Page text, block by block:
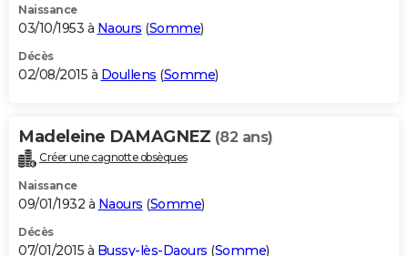
Naissance
03/10/1953 à Naours (Somme)
Décès
02/08/2015 à Doullens (Somme)
Madeleine DAMAGNEZ (82 ans)
Créer une cagnotte obsèques
Naissance
09/01/1932 à Naours (Somme)
Décès
07/01/2015 à Bussy-lès-Daours (Somme)